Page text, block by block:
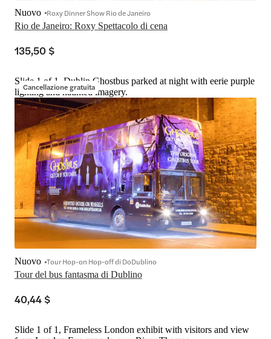
Rio de Janeiro: Roxy Spettacolo di cena
Nuovo Roxy Dinner Show Rio de Janeiro
135,50 $
Cancellazione gratuita
Slide 1 of 1, Dublin Ghostbus parked at night with eerie purple
lighting and haunted imagery.
Tour del bus fantasma di Dublino
Nuovo Tour Hop-on Hop-off di DoDublino
40,44 $
Slide 1 of 1, Frameless London exhibit with visitors and view